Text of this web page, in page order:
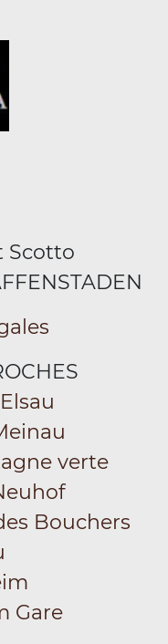
Scotto
verte
Bouchers
Gare